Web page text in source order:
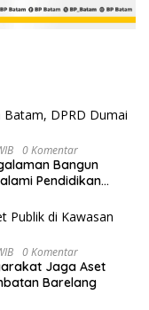
0 Komentar
Bangun
Pendidikan
0 Komentar
Jaga Aset
Barelang